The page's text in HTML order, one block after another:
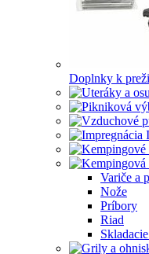
Doplnky k
Variče a
Nože
Príbory
Riad